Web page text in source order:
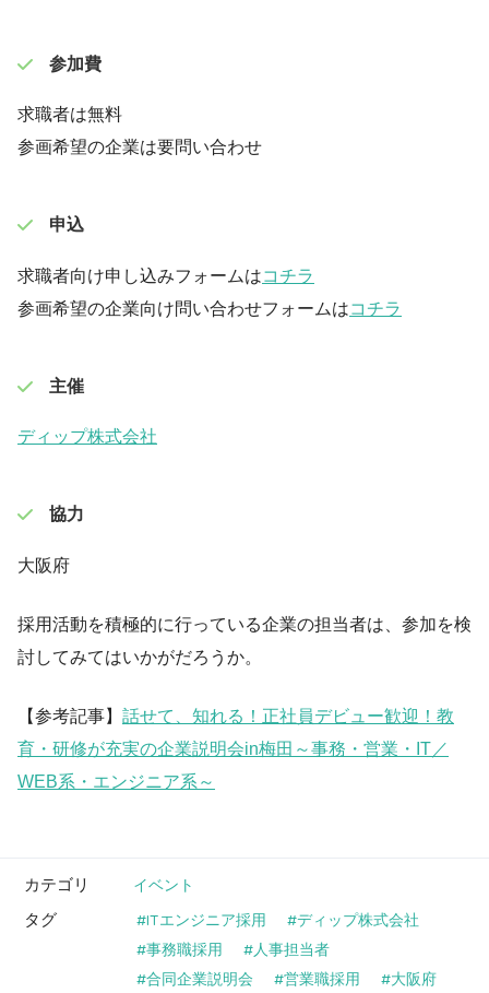
参加費
求職者は無料
参画希望の企業は要問い合わせ
申込
求職者向け申し込みフォームはコチラ
参画希望の企業向け問い合わせフォームはコチラ
主催
ディップ株式会社
協力
大阪府
採用活動を積極的に行っている企業の担当者は、参加を検
討してみてはいかがだろうか。
【参考記事】 話せて、知れる！正社員デビュー歓迎！教
育・研修が充実の企業説明会in梅田～事務・営業・IT／
WEB系・エンジニア系～
カテゴリ イベント
タグ ITエンジニア採用
ディップ株式会社
事務職採用
人事担当者
合同企業説明会
営業職採用 大阪府